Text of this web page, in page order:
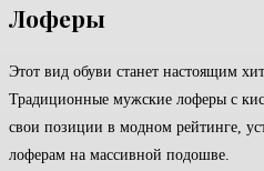
Лоферы
Этот вид обуви станет настоящим
Традиционные мужские лоферы с
свои позиции в модном рейтинге,
лоферам на массивной подошве.